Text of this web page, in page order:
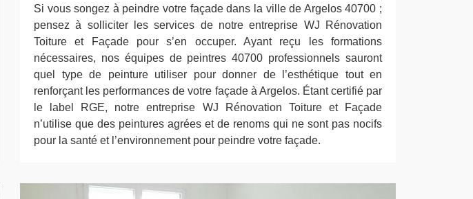
Si vous songez à peindre votre façade dans la ville de Argelos 40700 ;
pensez à solliciter les services de notre entreprise WJ Rénovation
Toiture et Façade pour s’en occuper. Ayant reçu les formations
nécessaires, nos équipes de peintres 40700 professionnels sauront
quel type de peinture utiliser pour donner de l’esthétique tout en
renforçant les performances de votre façade à Argelos. Étant certifié par
le label RGE, notre entreprise WJ Rénovation Toiture et Façade
n’utilise que des peintures agrées et de renoms qui ne sont pas nocifs
pour la santé et l’environnement pour peindre votre façade.